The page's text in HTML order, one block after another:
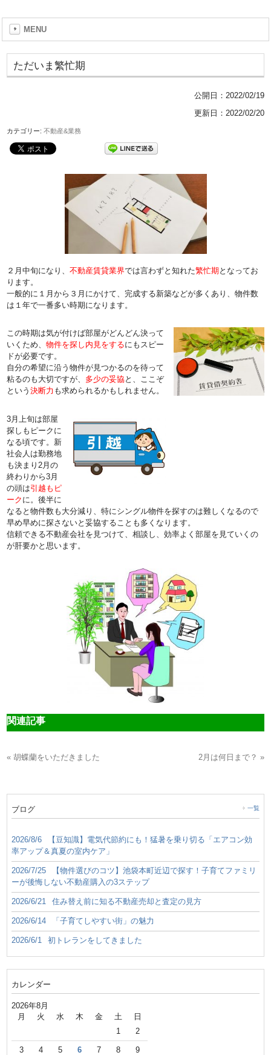
MENU
ただいま繁忙期
公開日： 2022/02/19
更新日：2022/02/20
カテゴリー:不動産&業務
２月中旬になり、不動産賃貸業界では言わずと知れた繁忙期 となってお
ります。
一般的に１月から３月にかけて、完成する新築などが多くあり、物件数
は１年で一番多い時期になります。
この時期は気が付けば部屋がどんどん決って
いくため、物件を探し内見をするにもスピー
ドが必要です。
自分の希望に沿う物件が見つかるのを待って
粘るのも大切ですが、 多少の妥協と、ここぞ
という決断力 も求められるかもしれません。
3月上旬は部屋
探しもピークに
なる頃です。新
社会人は勤務地
も決まり2月の
終わりから3月
の頭は引越もピ
ーク に。後半に
なると物件数も大分減り、特にシングル物件を探すのは難しくなるので
早め早めに探さないと妥協することも多くなります。
信頼できる不動産会社を見つけて、相談し、効率よく部屋を見ていくの
が肝要かと思います。
関連記事
« 胡蝶蘭をいただきました 2月は何日まで？ »
ブログ 一覧
2026/8/6
【豆知識】電気代節約にも！猛暑を乗り切る「エアコン効
率アップ＆真夏の室内ケア」
2026/7/25
【物件選びのコツ】池袋本町近辺で探す！子育てファミリ
ーが後悔しない不動産購入の3ステップ
2026/6/21 住み替え前に知る不動産売却と査定の見方
2026/6/14 「子育てしやすい街」の魅力
2026/6/1 初トレランをしてきました
カレンダー
2026年8月
月 火 水 木 金 土 日
1 2
3 4 5 6 7 8 9